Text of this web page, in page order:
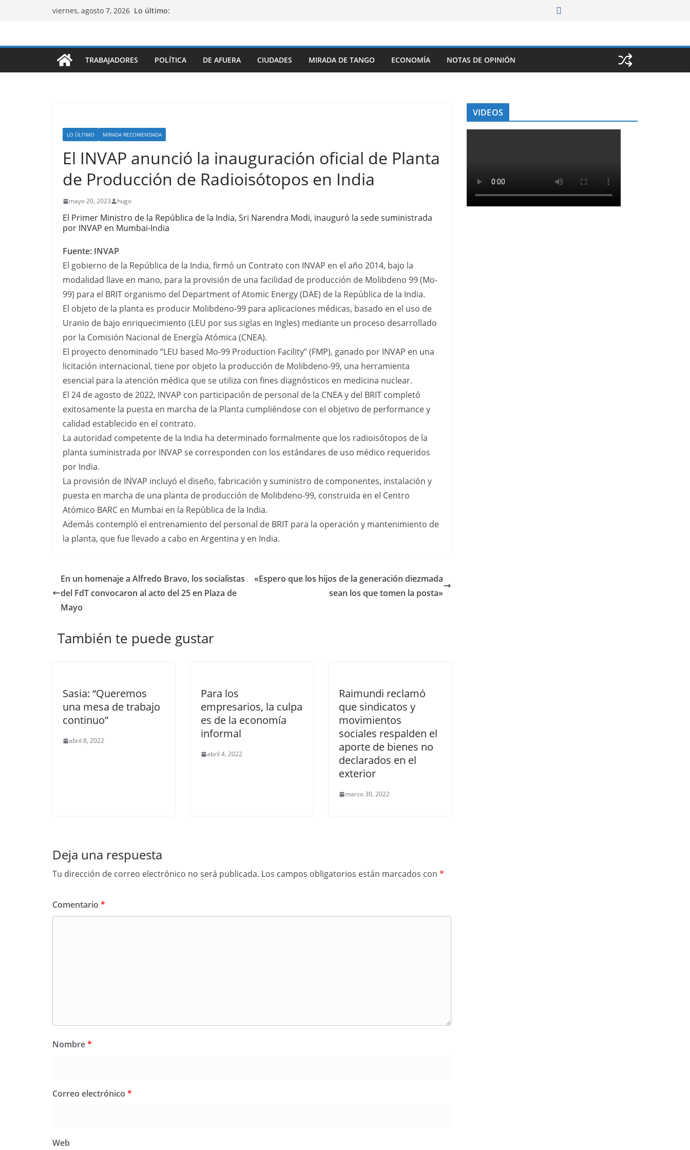
viernes, agosto 7, 2026 Lo último:
TRABAJADORES POLÍTICA DE AFUERA CIUDADES MIRADA DE TANGO ECONOMÍA NOTAS DE OPINIÓN
LO ÚLTIMO MIRADA RECOMENDADA
El INVAP anunció la inauguración oficial de Planta
de Producción de Radioisótopos en India
mayo 20, 2023 hugo
El Primer Ministro de la República de la India, Sri Narendra Modi, inauguró la sede suministrada
por INVAP en Mumbai-India
Fuente: INVAP
El gobierno de la República de la India, firmó un Contrato con INVAP en el año 2014, bajo la
modalidad llave en mano, para la provisión de una facilidad de producción de Molibdeno 99 (Mo-
99) para el BRIT organismo del Department of Atomic Energy (DAE) de la República de la India.
El objeto de la planta es producir Molibdeno-99 para aplicaciones médicas, basado en el uso de
Uranio de bajo enriquecimiento (LEU por sus siglas en Ingles) mediante un proceso desarrollado
por la Comisión Nacional de Energía Atómica (CNEA).
El proyecto denominado “LEU based Mo-99 Production Facility” (FMP), ganado por INVAP en una
licitación internacional, tiene por objeto la producción de Molibdeno-99, una herramienta
esencial para la atención médica que se utiliza con fines diagnósticos en medicina nuclear.
El 24 de agosto de 2022, INVAP con participación de personal de la CNEA y del BRIT completó
exitosamente la puesta en marcha de la Planta cumpliéndose con el objetivo de performance y
calidad establecido en el contrato.
La autoridad competente de la India ha determinado formalmente que los radioisótopos de la
planta suministrada por INVAP se corresponden con los estándares de uso médico requeridos
por India.
La provisión de INVAP incluyó el diseño, fabricación y suministro de componentes, instalación y
puesta en marcha de una planta de producción de Molibdeno-99, construida en el Centro
Atómico BARC en Mumbai en la República de la India.
Además contempló el entrenamiento del personal de BRIT para la operación y mantenimiento de
la planta, que fue llevado a cabo en Argentina y en India.
En un homenaje a Alfredo Bravo, los socialistas
del FdT convocaron al acto del 25 en Plaza de
Mayo
«Espero que los hijos de la generación diezmada
sean los que tomen la posta»
También te puede gustar
Sasia: “Queremos
una mesa de trabajo
continuo”
abril 8, 2022
Para los
empresarios, la culpa
es de la economía
informal
abril 4, 2022
Raimundi reclamó
que sindicatos y
movimientos
sociales respalden el
aporte de bienes no
declarados en el
exterior
marzo 30, 2022
Deja una respuesta
Tu dirección de correo electrónico no será publicada. Los campos obligatorios están marcados con *
Comentario *
Nombre*
Correo electrónico *
Web
VIDEOS